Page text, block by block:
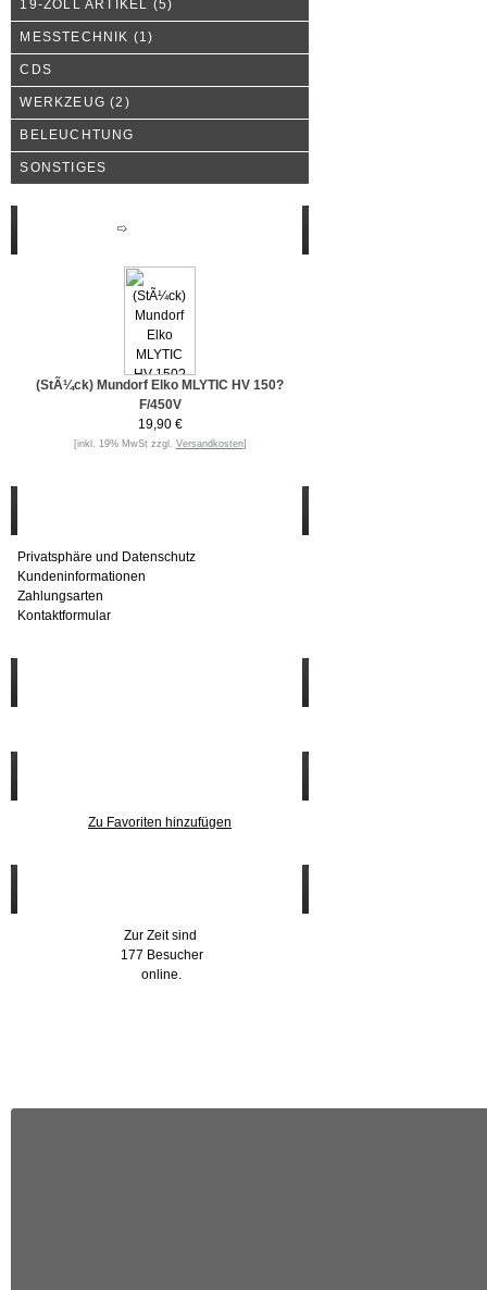
19-ZOLL ARTIKEL (5)
MESSTECHNIK (1)
CDS
WERKZEUG (2)
BELEUCHTUNG
SONSTIGES
(StÃ¼ck) Mundorf Elko MLYTIC HV 150?
F/450V
19,90 €
[inkl. 19% MwSt zzgl. Versandkosten]
Privatsphäre und Datenschutz
Kundeninformationen
Zahlungsarten
Kontaktformular
Zu Favoriten hinzufügen
Zur Zeit sind
177 Besucher
online.